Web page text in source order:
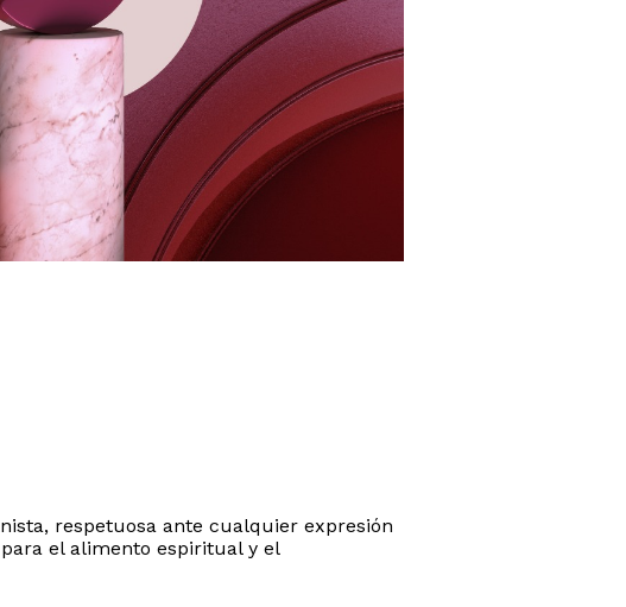
respetuosa ante cualquier expresión
el alimento espiritual y el